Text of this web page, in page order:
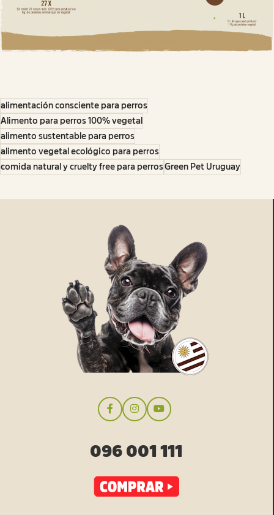
alimentación consciente para perros
Alimento para perros 100% vegetal
alimento sustentable para perros
alimento vegetal ecológico para perros
comida natural y cruelty free para perrosGreen Pet Uruguay
096 001 111